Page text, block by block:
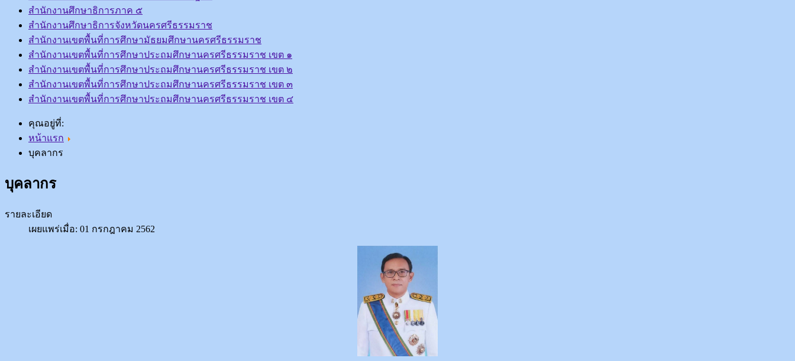
สำนักงานศึกษาธิการภาค ๕
สำนักงานศึกษาธิการจังหวัดนครศรีธรรมราช
สำนักงานเขตพื้นที่การศึกษามัธยมศึกษานครศรีธรรมราช
สำนักงานเขตพื้นที่การศึกษาประถมศึกษานครศรีธรรมราช เขต ๑
สำนักงานเขตพื้นที่การศึกษาประถมศึกษานครศรีธรรมราช เขต ๒
สำนักงานเขตพื้นที่การศึกษาประถมศึกษานครศรีธรรมราช เขต ๓
สำนักงานเขตพื้นที่การศึกษาประถมศึกษานครศรีธรรมราช เขต ๔
คุณอยู่ที่:
หน้าแรก
บุคลากร
บุคลากร
รายละเอียด
เผยแพร่เมื่อ: 01 กรกฎาคม 2562